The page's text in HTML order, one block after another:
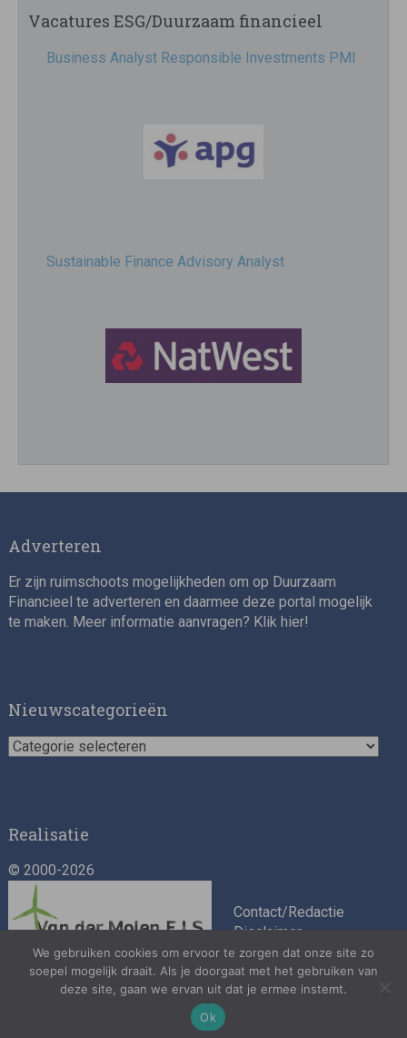
Vacatures ESG/Duurzaam financieel
Business Analyst Responsible Investments PMI
Sustainable Finance Advisory Analyst
Director, Impact Investing
Asset Management Internship – Responsible
Adverteren
Er zijn ruimschoots mogelijkheden om op Duurzaam
Financieel te adverteren en daarmee deze portal mogelijk
te maken. Meer informatie aanvragen? Klik hier!
Nieuwscategorieën
Nieuwscategorieën
Realisatie
© 2000-2026
Contact/Redactie
Disclaimer
Algemene
voorwaarden
Privacybeleid
We gebruiken cookies om ervoor te zorgen dat onze site zo
soepel mogelijk draait. Als je doorgaat met het gebruiken van
deze site, gaan we ervan uit dat je ermee instemt.
Ok